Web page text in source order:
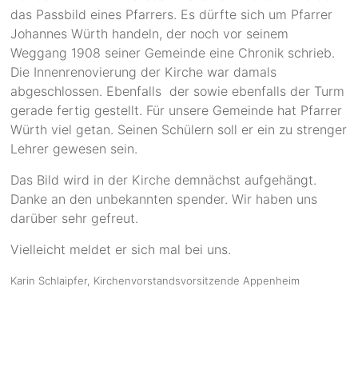
das Passbild eines Pfarrers. Es dürfte sich um Pfarrer
Johannes Würth handeln, der noch vor seinem
Weggang 1908 seiner Gemeinde eine Chronik schrieb.
Die Innenrenovierung der Kirche war damals
abgeschlossen. Ebenfalls der sowie ebenfalls der Turm
gerade fertig gestellt. Für unsere Gemeinde hat Pfarrer
Würth viel getan. Seinen Schülern soll er ein zu strenger
Lehrer gewesen sein.
Das Bild wird in der Kirche demnächst aufgehängt.
Danke an den unbekannten spender. Wir haben uns
darüber sehr gefreut.
Vielleicht meldet er sich mal bei uns.
Karin Schlaipfer, Kirchenvorstandsvorsitzende Appenheim